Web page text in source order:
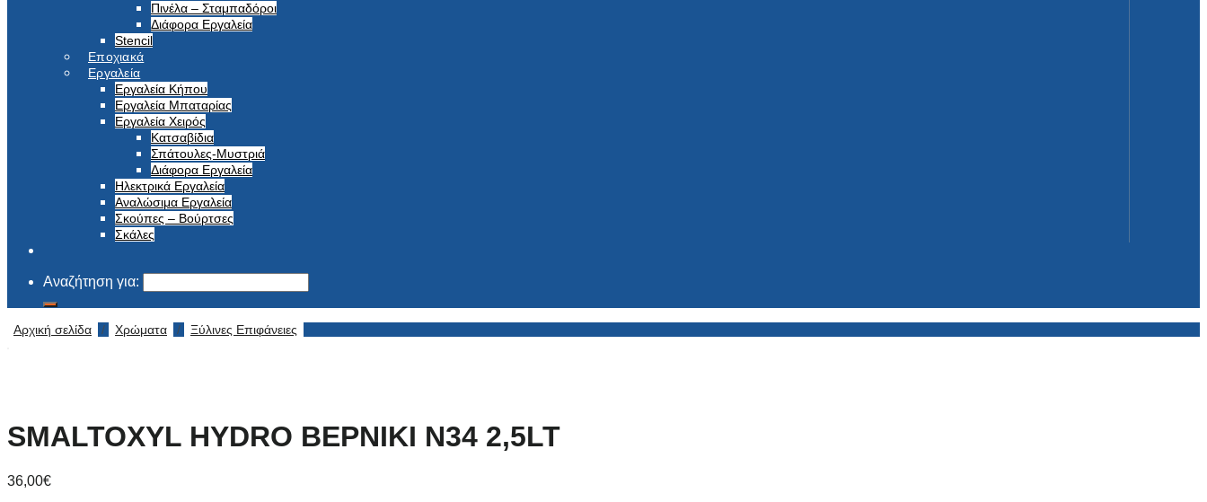
Πινέλα – Σταμπαδόροι
Διάφορα Εργαλεία
Stencil
Εποχιακά
Εργαλεία
Εργαλεία Κήπου
Εργαλεία Μπαταρίας
Εργαλεία Χειρός
Κατσαβίδια
Σπάτουλες-Μυστριά
Διάφορα Εργαλεία
Ηλεκτρικά Εργαλεία
Αναλώσιμα Εργαλεία
Σκούπες – Βούρτσες
Σκάλες
Αναζήτηση για:
Αρχική σελίδα / Χρώματα / Ξύλινες Επιφάνειες
SMALTOXYL HYDRO BEPNIKI N34 2,5LT
36,00€